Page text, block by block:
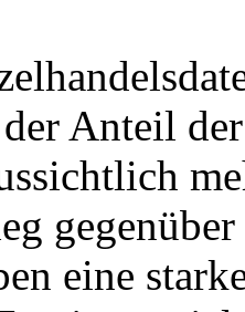
Anteil
eine